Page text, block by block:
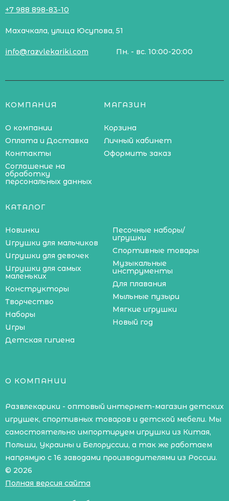
+7 988 898-83-10
Махачкала, улица Юсупова, 51
info@razvlekariki.com Пн. - вс. 10:00-20:00
КОМПАНИЯ
О компании
Оплата и Доставка
Контакты
Соглашение на
обработку
персональных данных
МАГАЗИН
Корзина
Личный кабинет
Оформить заказ
КАТАЛОГ
Новинки
Игрушки для мальчиков
Игрушки для девочек
Игрушки для самых
маленьких
Конструкторы
Творчество
Наборы
Игры
Детская гигиена
Песочные наборы/
игрушки
Спортивные товары
Музыкальные
инструменты
Для плавания
Мыльные пузыри
Мягкие игрушки
Новый год
О КОМПАНИИ
Развлекарики - оптовый интернет-магазин детских
игрушек, спортивных товаров и детской мебели. Мы
самостоятельно импортируем игрушки из Китая,
Польши, Украины и Белоруссии, а так же работаем
напрямую с 16 заводами производителями из России.
© 2026
Полная версия сайта